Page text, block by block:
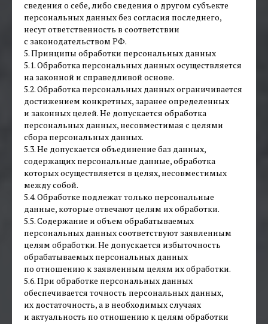
сведения о себе, либо сведения о другом субъекте
персональных данных без согласия последнего,
несут ответственность в соответствии
с законодательством РФ.
5. Принципы обработки персональных данных
5.1. Обработка персональных данных осуществляется
на законной и справедливой основе.
5.2. Обработка персональных данных ограничивается
достижением конкретных, заранее определенных
и законных целей. Не допускается обработка
персональных данных, несовместимая с целями
сбора персональных данных.
5.3. Не допускается объединение баз данных,
содержащих персональные данные, обработка
которых осуществляется в целях, несовместимых
между собой.
5.4. Обработке подлежат только персональные
данные, которые отвечают целям их обработки.
5.5. Содержание и объем обрабатываемых
персональных данных соответствуют заявленным
целям обработки. Не допускается избыточность
обрабатываемых персональных данных
по отношению к заявленным целям их обработки.
5.6. При обработке персональных данных
обеспечивается точность персональных данных,
их достаточность, а в необходимых случаях
и актуальность по отношению к целям обработки